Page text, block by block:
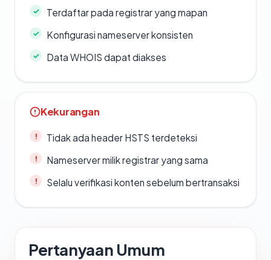
Terdaftar pada registrar yang mapan
Konfigurasi nameserver konsisten
Data WHOIS dapat diakses
Kekurangan
Tidak ada header HSTS terdeteksi
Nameserver milik registrar yang sama
Selalu verifikasi konten sebelum bertransaksi
Pertanyaan Umum